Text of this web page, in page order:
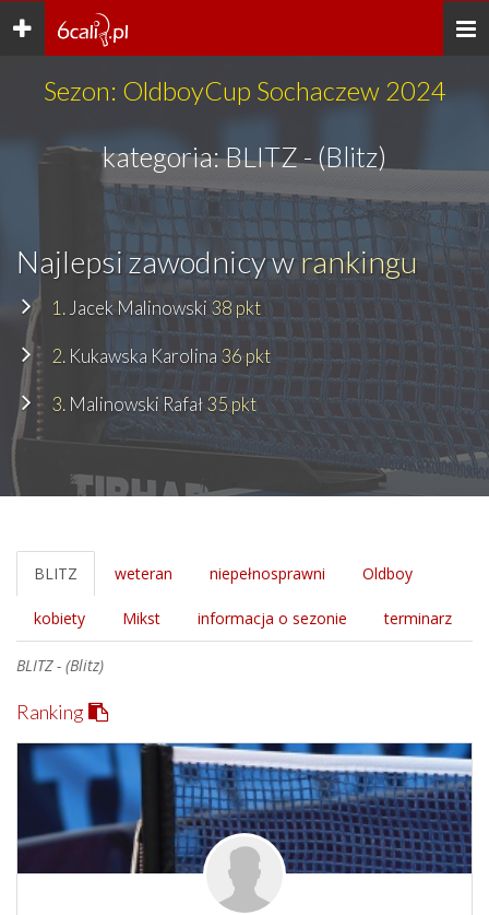
Toggle
navigation
Sezon: OldboyCup Sochaczew 2024
kategoria: BLITZ - (Blitz)
Najlepsi zawodnicy wrankingu
1. Jacek Malinowski38 pkt
2. Kukawska Karolina 36 pkt
3. Malinowski Rafał35 pkt
BLITZ weteran niepełnosprawni Oldboy
kobiety Mikst informacja o sezonie terminarz
BLITZ - (Blitz)
Ranking